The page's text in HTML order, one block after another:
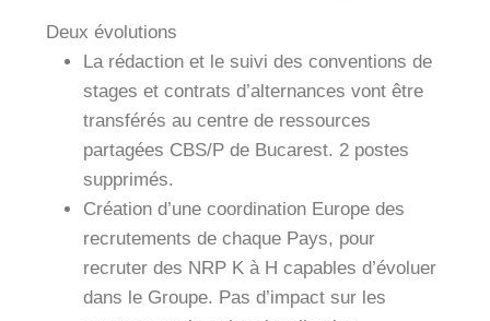
Deux évolutions
La rédaction et le suivi des conventions de
stages et contrats d’alternances vont être
transférés au centre de ressources
partagées CBS/P de Bucarest. 2 postes
supprimés.
Création d’une coordination Europe des
recrutements de chaque Pays, pour
recruter des NRP K à H capables d’évoluer
dans le Groupe. Pas d’impact sur les